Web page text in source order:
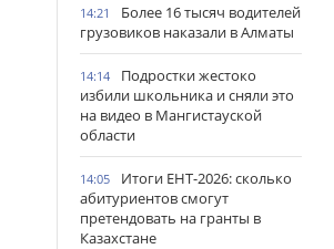
14:21
Более 16 тысяч водителей
грузовиков наказали в Алматы
14:14
Подростки жестоко
избили школьника и сняли это
на видео в Мангистауской
области
14:05
Итоги ЕНТ-2026: сколько
абитуриентов смогут
претендовать на гранты в
Казахстане